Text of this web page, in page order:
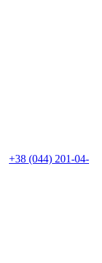
+38 (044) 201-04-